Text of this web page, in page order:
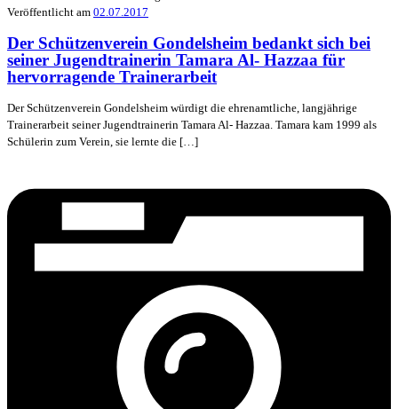
Veröffentlicht am 02.07.2017
Der Schützenverein Gondelsheim bedankt sich bei
seiner Jugendtrainerin Tamara Al- Hazzaa für
hervorragende Trainerarbeit
Der Schützenverein Gondelsheim würdigt die ehrenamtliche, langjährige
Trainerarbeit seiner Jugendtrainerin Tamara Al- Hazzaa. Tamara kam 1999 als
Schülerin zum Verein, sie lernte die […]